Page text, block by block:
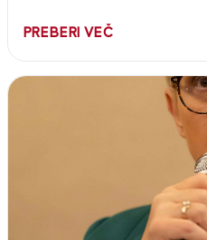
PREBERI VEČ